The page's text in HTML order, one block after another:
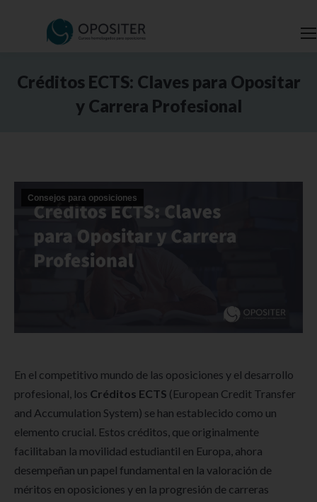
Créditos ECTS: Claves para Opositar
y Carrera Profesional
Consejos para oposiciones
En el competitivo mundo de las oposiciones y el desarrollo
profesional, los Créditos ECTS (European Credit Transfer
and Accumulation System) se han establecido como un
elemento crucial. Estos créditos, que originalmente
facilitaban la movilidad estudiantil en Europa, ahora
desempeñan un papel fundamental en la valoración de
méritos en oposiciones y en la progresión de carreras